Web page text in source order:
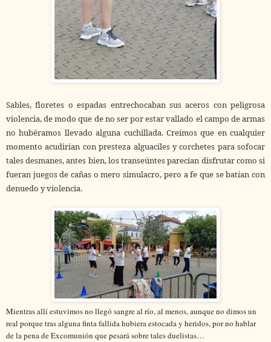
Sables, floretes o espadas entrechocaban sus aceros con peligrosa
violencia, de modo que de no ser por estar vallado el campo de armas
no hubéramos llevado alguna cuchillada. Creímos que en cualquier
momento acudirían con presteza alguaciles y corchetes para sofocar
tales desmanes, antes bien, los transeúntes parecían disfrutar como si
fueran juegos de cañas o mero simulacro, pero a fe que se batían con
denuedo y violencia.
Mientras allí estuvimos no llegó sangre al río, al menos, aunque no dimos un
real porque tras alguna finta fallida hubiera estocada y heridos, por no hablar
de la pena de Excomunión que pesará sobre tales duelistas…